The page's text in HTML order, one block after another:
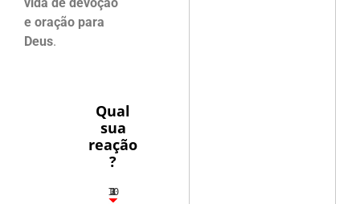
e oração para
Deus.
Qual
sua
reação
?
3
1
1
2
10